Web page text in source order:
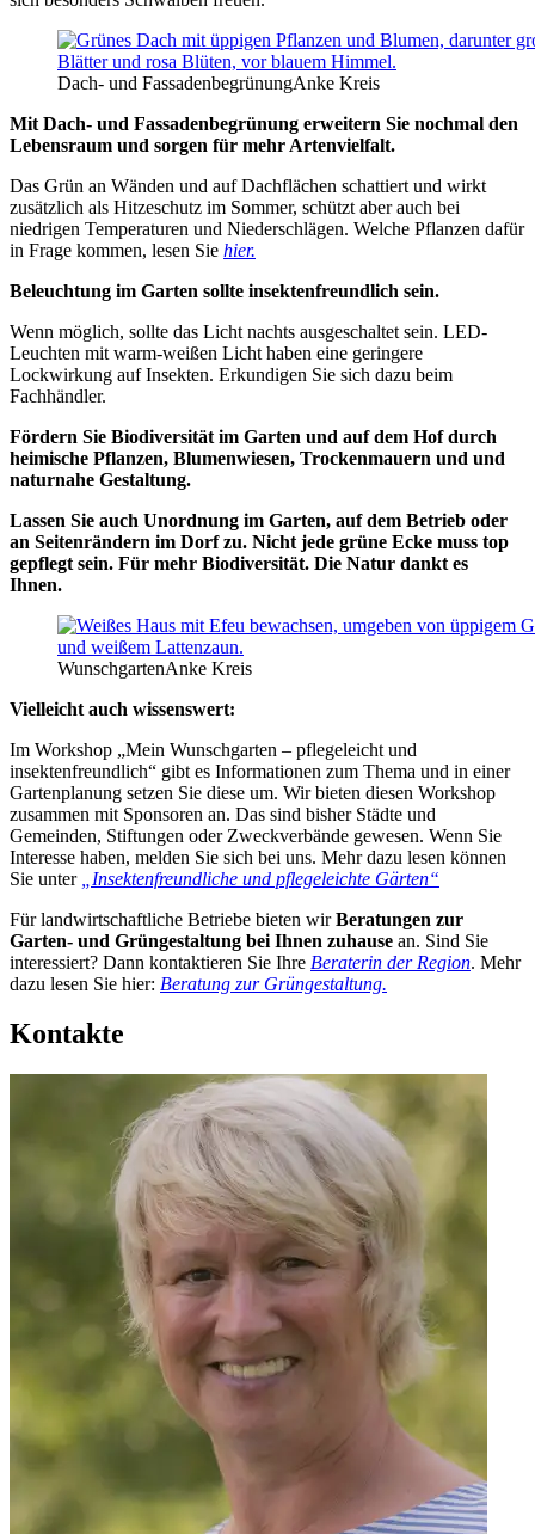
Dach- und FassadenbegrünungAnke Kreis
Mit Dach- und Fassadenbegrünung erweitern Sie nochmal den
Lebensraum und sorgen für mehr Artenvielfalt.
Das Grün an Wänden und auf Dachflächen schattiert und wirkt
zusätzlich als Hitzeschutz im Sommer, schützt aber auch bei
niedrigen Temperaturen und Niederschlägen. Welche Pflanzen dafür
in Frage kommen, lesen Sie hier.
Beleuchtung im Garten sollte insektenfreundlich sein.
Wenn möglich, sollte das Licht nachts ausgeschaltet sein. LED-
Leuchten mit warm-weißen Licht haben eine geringere
Lockwirkung auf Insekten. Erkundigen Sie sich dazu beim
Fachhändler.
Fördern Sie Biodiversität im Garten und auf dem Hof durch
heimische Pflanzen, Blumenwiesen, Trockenmauern und und
naturnahe Gestaltung.
Lassen Sie auch Unordnung im Garten, auf dem Betrieb oder
an Seitenrändern im Dorf zu. Nicht jede grüne Ecke muss top
gepflegt sein. Für mehr Biodiversität. Die Natur dankt es
Ihnen.
WunschgartenAnke Kreis
Vielleicht auch wissenswert:
Im Workshop „Mein Wunschgarten – pflegeleicht und
insektenfreundlich“ gibt es Informationen zum Thema und in einer
Gartenplanung setzen Sie diese um. Wir bieten diesen Workshop
zusammen mit Sponsoren an. Das sind bisher Städte und
Gemeinden, Stiftungen oder Zweckverbände gewesen. Wenn Sie
Interesse haben, melden Sie sich bei uns. Mehr dazu lesen können
Sie unter
„Insektenfreundliche und pflegeleichte Gärten“
Für landwirtschaftliche Betriebe bieten wirBeratungen zur
Garten- und Grüngestaltung bei Ihnen zuhause an. Sind Sie
interessiert? Dann kontaktieren Sie Ihre Beraterin der Region. Mehr
dazu lesen Sie hier: Beratung zur Grüngestaltung.
Kontakte